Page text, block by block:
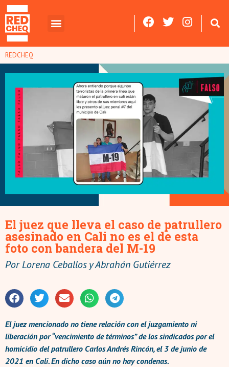
REDCHEQ
El juez que lleva el caso de patrullero
asesinado en Cali no es el de esta
foto con bandera del M-19
PorLorena Ceballos y Abrahán Gutiérrez
El juez mencionado no tiene relación con el juzgamiento ni
liberación por “vencimiento de términos” de los sindicados por el
homicidio del patrullero Carlos Andrés Rincón, el 3 de junio de
2021 en Cali. En dicho caso aún no hay condenas.